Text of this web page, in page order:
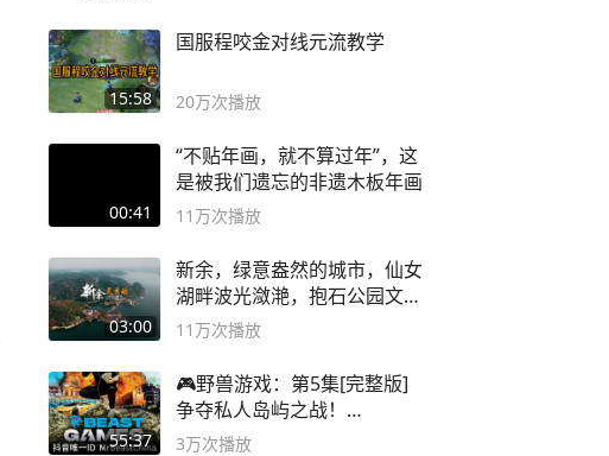
15:58
国服程咬金对线元流教学
20万次播放
00:41
“不贴年画，就不算过年”，这
是被我们遗忘的非遗木板年画
11万次播放
03:00
新余，绿意盎然的城市，仙女
湖畔波光潋滟，抱石公园文化
深邃……
11万次播放
55:37
🎮野兽游戏：第5集[完整版]
争夺私人岛屿之战！
#MrBeastChina
3万次播放